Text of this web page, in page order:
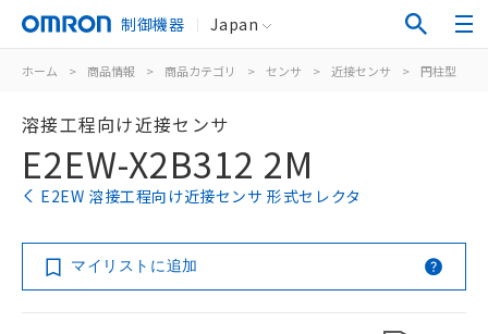
制御機器 Japan
ホーム > 商品情報 > 商品カテゴリ > センサ > 近接センサ > 円柱型
溶接工程向け近接センサ
E2EW-X2B312 2M
E2EW 溶接工程向け近接センサ 形式セレクタ
マイリストに追加